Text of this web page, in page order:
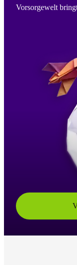
Vorsorgewelt